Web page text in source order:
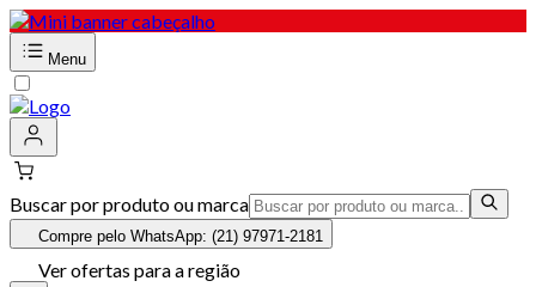
Menu
Buscar por produto ou marca
Compre pelo WhatsApp: (21) 97971-2181
Ver ofertas para a região